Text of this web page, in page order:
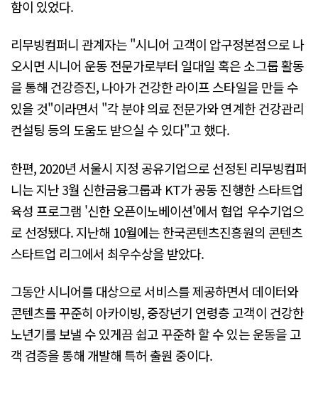
함이 있었다.
리무빙컴퍼니 관계자는 "시니어 고객이 압구정본점으로 나
오시면 시니어 운동 전문가로부터 일대일 혹은 소그룹 활동
을 통해 건강증진, 나아가 건강한 라이프 스타일을 만들 수
있을 것"이라면서 "각 분야 의료 전문가와 연계한 건강관리
컨설팅 등의 도움도 받으실 수 있다"고 했다.
한편, 2020년 서울시 지정 공유기업으로 선정된 리무빙컴퍼
니는 지난 3월 신한금융그룹과 KT가 공동 진행한 스타트업
육성 프로그램 '신한 오픈이노베이션'에서 협업 우수기업으
로 선정됐다. 지난해 10월에는 한국콘텐츠진흥원의 콘텐츠
스타트업 리그에서 최우수상을 받았다.
그동안 시니어를 대상으로 서비스를 제공하면서 데이터와
콘텐츠를 꾸준히 아카이빙, 중장년기 연령층 고객이 건강한
노년기를 보낼 수 있게끔 쉽고 꾸준하 할 수 있는 운동을 고
객 검증을 통해 개발해 특허 출원 중이다.